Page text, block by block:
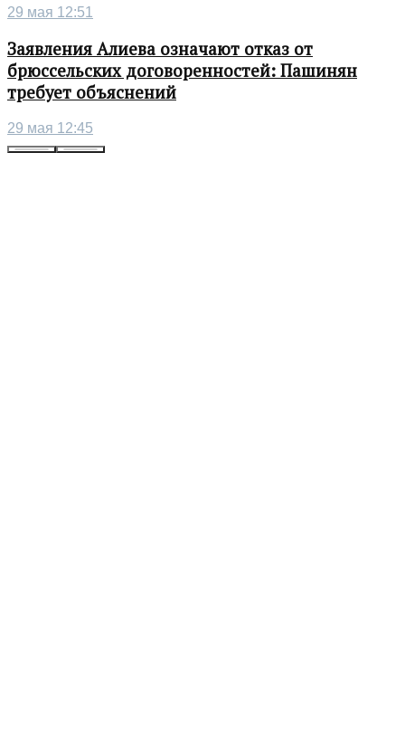
29 мая 12:51
Заявления Алиева означают отказ от
брюссельских договоренностей: Пашинян
требует объяснений
29 мая 12:45